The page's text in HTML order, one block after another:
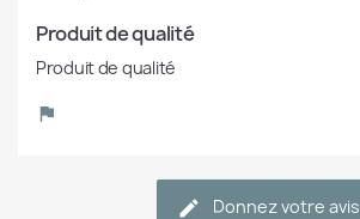
Produit de qualité
Produit de qualité
Donnez votre avis